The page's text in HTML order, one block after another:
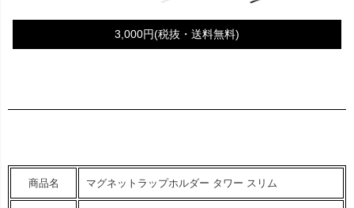
3,000円(税抜・送料無料)
商品名 マグネットラップホルダー タワー スリム